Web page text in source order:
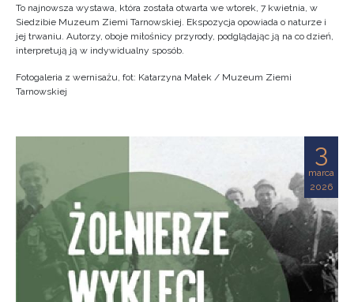
To najnowsza wystawa, która została otwarta we wtorek, 7 kwietnia, w
Siedzibie Muzeum Ziemi Tarnowskiej. Ekspozycja opowiada o naturze i
jej trwaniu. Autorzy, oboje miłośnicy przyrody, podglądając ją na co dzień,
interpretują ją w indywidualny sposób.
Fotogaleria z wernisażu, fot: Katarzyna Małek / Muzeum Ziemi
Tarnowskiej
3
marca
2026